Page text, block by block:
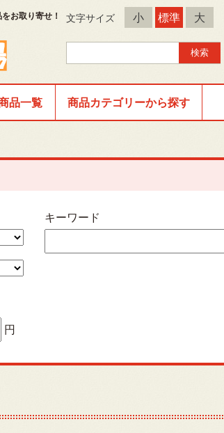
お取り寄せ！ 文字サイズ 小 標準 大
品一覧 商品カテゴリーから探す
キーワード
円